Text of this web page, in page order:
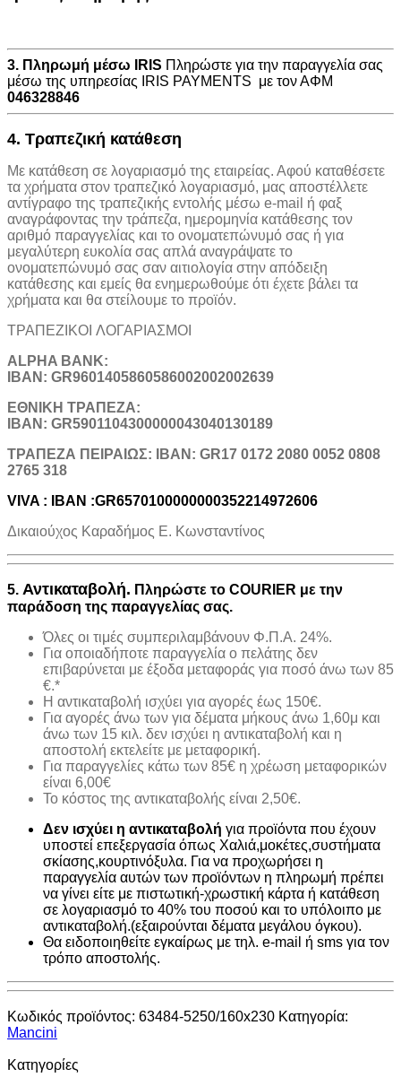
3. Πληρωμή μέσω IRIS Πληρώστε για την παραγγελία σας
μέσω της υπηρεσίας IRIS PAYMENTS με τον ΑΦΜ
046328846
4. Τραπεζική κατάθεση
Με κατάθεση σε λογαριασμό της εταιρείας. Αφού καταθέσετε
τα χρήματα στον τραπεζικό λογαριασμό, μας αποστέλλετε
αντίγραφο της τραπεζικής εντολής μέσω e-mail ή φαξ
αναγράφοντας την τράπεζα, ημερομηνία κατάθεσης τον
αριθμό παραγγελίας και το ονοματεπώνυμό σας ή για
μεγαλύτερη ευκολία σας απλά αναγράψατε το
ονοματεπώνυμό σας σαν αιτιολογία στην απόδειξη
κατάθεσης και εμείς θα ενημερωθούμε ότι έχετε βάλει τα
χρήματα και θα στείλουμε το προϊόν.
ΤΡΑΠΕΖΙΚOI ΛΟΓΑΡΙΑΣΜΟΙ
ALPHA BANK:
IBAN: GR9601405860586002002002639
ΕΘΝΙΚΗ ΤΡΑΠΕΖΑ:
IBAN: GR5901104300000043040130189
TΡΑΠΕΖΑ ΠΕΙΡΑΙΩΣ: IBAN: GR17 0172 2080 0052 0808
2765 318
VIVA : IBAN :GR6570100000000352214972606
Δικαιούχος Καραδήμος Ε. Κωνσταντίνος
5. Αντικαταβολή. Πληρώστε το COURIER με την
παράδοση της παραγγελίας σας.
Όλες οι τιμές συμπεριλαμβάνουν Φ.Π.Α. 24%.
Για οποιαδήποτε παραγγελία ο πελάτης δεν
επιβαρύνεται με έξοδα μεταφοράς για ποσό άνω των 85
€.*
H αντικαταβολή ισχύει για αγορές έως 150€.
Για αγορές άνω των για δέματα μήκους άνω 1,60μ και
άνω των 15 κιλ. δεν ισχύει η αντικαταβολή και η
αποστολή εκτελείτε με μεταφορική.
Για παραγγελίες κάτω των 85€ η χρέωση μεταφορικών
είναι 6,00€
Το κόστος της αντικαταβολής είναι 2,50€.
Δεν ισχύει η αντικαταβολή για προϊόντα που έχουν
υποστεί επεξεργασία όπως Χαλιά,μοκέτες,συστήματα
σκίασης,κουρτινόξυλα. Για να προχωρήσει η
παραγγελία αυτών των προϊόντων η πληρωμή πρέπει
να γίνει είτε με πιστωτική-χρωστική κάρτα ή κατάθεση
σε λογαριασμό το 40% του ποσού και το υπόλοιπο με
αντικαταβολή.(εξαιρούνται δέματα μεγάλου όγκου).
Θα ειδοποιηθείτε εγκαίρως με τηλ. e-mail ή sms για τον
τρόπο αποστολής.
Κωδικός προϊόντος: 63484-5250/160x230 Κατηγορία:
Mancini
Κατηγορίες